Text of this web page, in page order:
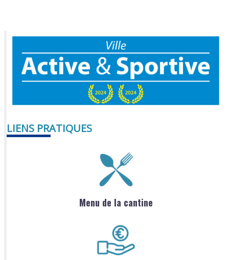
LIENS PRATIQUES
Menu de la cantine